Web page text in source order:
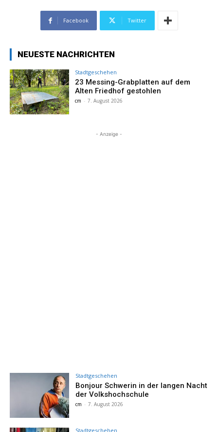
Facebook Twitter
NEUESTE NACHRICHTEN
Stadtgeschehen
23 Messing-Grabplatten auf dem
Alten Friedhof gestohlen
cm - 7. August 2026
- Anzeige -
Stadtgeschehen
Bonjour Schwerin in der langen Nacht
der Volkshochschule
cm - 7. August 2026
Stadtgeschehen